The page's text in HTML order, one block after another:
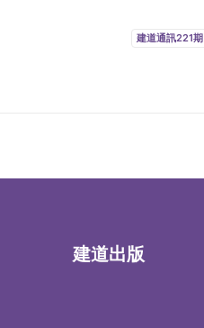
建道通訊221期
建道出版